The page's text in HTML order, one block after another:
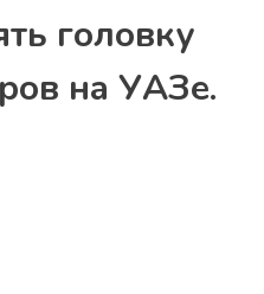
головку
на УАЗе.